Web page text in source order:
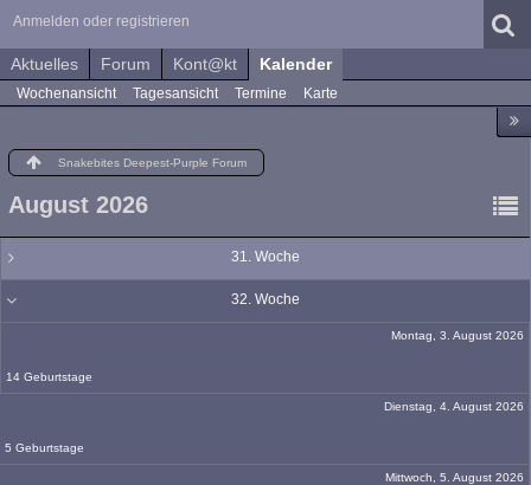
Anmelden oder registrieren
Aktuelles Forum Kont@kt Kalender
Wochenansicht Tagesansicht Termine Karte
Snakebites Deepest-Purple Forum
August 2026
31. Woche
32. Woche
Montag, 3. August 2026
14 Geburtstage
Dienstag, 4. August 2026
5 Geburtstage
Mittwoch, 5. August 2026